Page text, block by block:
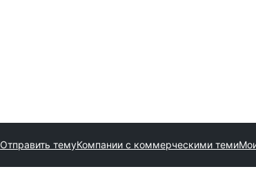
Отправить темуКомпании с коммерческими теми